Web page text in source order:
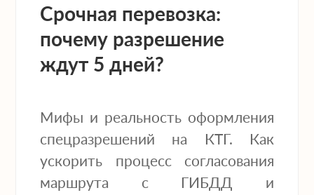
Срочная перевозка:
почему разрешение
ждут 5 дней?
Мифы и реальность оформления
спецразрешений на КТГ. Как
ускорить процесс согласования
маршрута с ГИБДД и